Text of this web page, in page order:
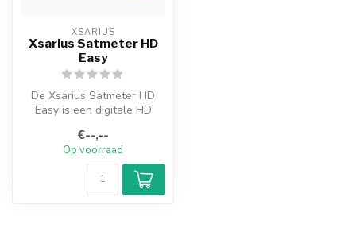
XSARIUS
Xsarius Satmeter HD
Easy
De Xsarius Satmeter HD
Easy is een digitale HD
Satmet...
€--,--
Op voorraad